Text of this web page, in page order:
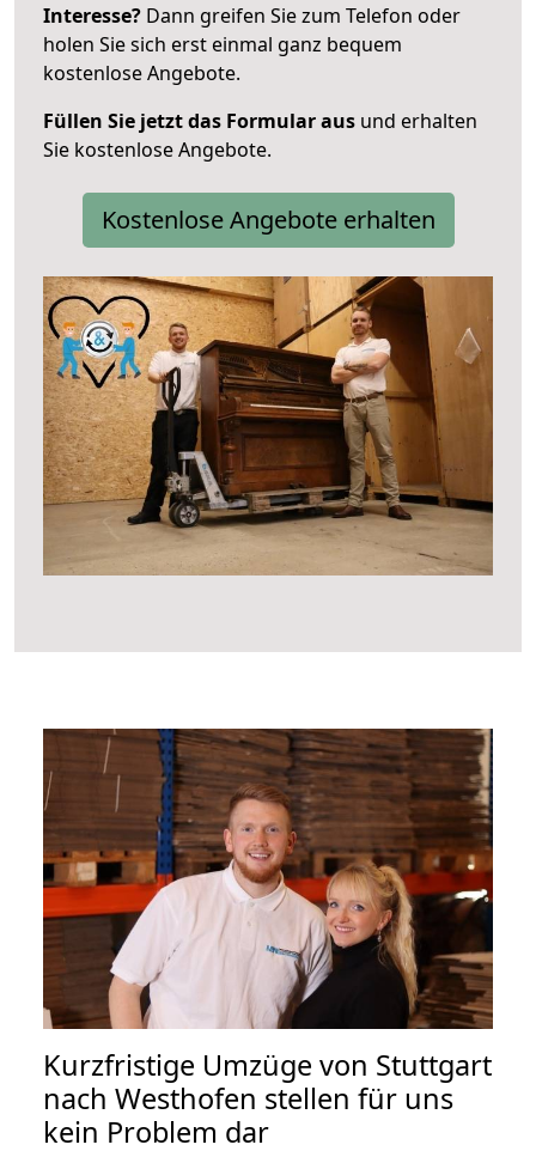
Interesse? Dann greifen Sie zum Telefon oder
holen Sie sich erst einmal ganz bequem
kostenlose Angebote.
Füllen Sie jetzt das Formular aus und erhalten
Sie kostenlose Angebote.
Kostenlose Angebote erhalten
Kurzfristige Umzüge von Stuttgart
nach Westhofen stellen für uns
kein Problem dar